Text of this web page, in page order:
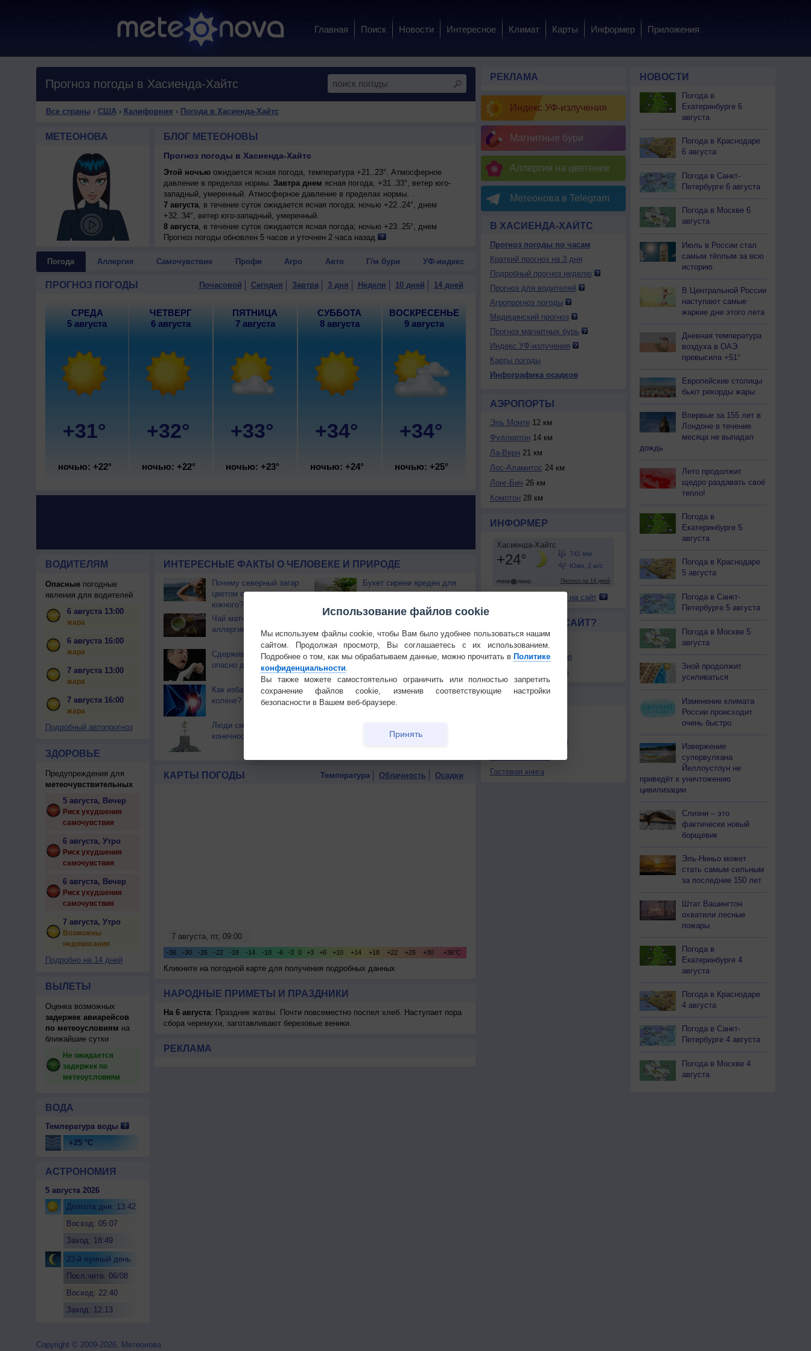
Главная Поиск Новости Интересное Климат Карты Информер Приложения
Прогноз погоды в Хасиенда-Хайтс
Все страны › США› Калифорния › Погода в Хасиенда-Хайтс
МЕТЕОНОВА БЛОГ МЕТЕОНОВЫ
Прогноз погоды в Хасиенда-Хайтс
Этой ночьюожидается ясная погода, температура +21..23°. Атмосферное
давление в пределах нормы. Завтра днем ясная погода, +31..33°, ветер юго-
западный, умеренный. Атмосферное давление в пределах нормы. .
7 августа, в течение суток ожидается ясная погода; ночью +22..24°, днем
+32..34°, ветер юго-западный, умеренный.
8 августа, в течение суток ожидается ясная погода; ночью +23..25°, днем
+33..35°, ветер юго-западный, умеренный.
юго-западный, умеренный.
Прогноз погоды обновлен 5 часов и уточнен 2 часа назад
Погода Аллергия Самочувствие Профи Агро Авто Г/м бури УФ-индекс
ПРОГНОЗ ПОГОДЫ Почасовой Сегодня Завтра 3 дня Неделя 10 дней 14 дней
СРЕДА
5 августа
+31°
ночью: +22°
ЧЕТВЕРГ
6 августа
+32°
ночью: +22°
ПЯТНИЦА
7 августа
+33°
ночью: +23°
СУББОТА
8 августа
+34°
ночью: +24°
ВОСКРЕСЕНЬЕ
9 августа
+34°
ночью: +25°
ВОДИТЕЛЯМ
Опасныепогодные
явления для водителей
6 августа 13:00
жара
6 августа 16:00
жара
7 августа 13:00
жара
7 августа 16:00
жара
Подробный автопрогноз
ЗДОРОВЬЕ
Предупреждения для
метеочувствительных
5 августа, Вечер
Риск ухудшения
самочувствия
6 августа, Утро
Риск ухудшения
самочувствия
6 августа, Вечер
Риск ухудшения
самочувствия
7 августа, Утро
Возможны
недомогания
Подробно на 14 дней
ВЫЛЕТЫ
Оценка возможных
задержек авиарейсов
по метеоусловиям на
ближайшие сутки
Не ожидается
задержек по
метеоусловиям
ВОДА
Температура воды
+25 °C
АСТРОНОМИЯ
5 августа 2026
Долгота дня: 13:42
Восход: 05:07
Заход: 18:49
23-й лунный день
Посл.четв. 06/08
Восход: 22:40
Заход: 12:13
ИНТЕРЕСНЫЕ ФАКТЫ О ЧЕЛОВЕКЕ И ПРИРОДЕ
Почему северный загар
цветом отличается от
южного?
Букет сирени вреден для
здоровья
Чай матча может помочь
аллергикам
Какое время лучшее для
сна?
Сдерживать чихание
опасно для здоровья
Как шум прибоя попадает
Как избавиться от боли в
колене?
Еда для здоровья
сердца. Часть 2
Люди смогут отращивать
конечности
КАРТЫ ПОГОДЫ Температура Облачность Осадки
Кликните на погодной карте для получения подробных данных
НАРОДНЫЕ ПРИМЕТЫ И ПРАЗДНИКИ
На 6 августа: Праздник жатвы. Почти повсеместно поспел хлеб. Наступает пора
сбора черемухи, заготавливают березовые веники.
РЕКЛАМА
РЕКЛАМА
Индекс УФ-излучения
Магнитные бури
Аллергия на цветение
Метеонова в Telegram
В ХАСИЕНДА-ХАЙТС
Прогноз погоды по часам
Краткий прогноз на 3 дня
Подробный прогноз неделю
Прогноз для водителей
Агропрогноз погоды
Медицинский прогноз
Прогноз магнитных бурь
Индекс УФ-излучения
Карты погоды
Инфографика осадков
АЭРОПОРТЫ
Эль Монте12 км
Фуллертон 14 км
Ла-Верн 21 км
Лос-Аламитос 24 км
Лонг-Бич 26 км
Комптон 28 км
ИНФОРМЕР
Установите погоду на сайт
ПОНРАВИЛСЯ САЙТ?
Сделать стартовой
Добавить в Избранное
Экпорт погоды в RSS
КОНТАКТЫ
конфиденциальности
Гостевая книга
НОВОСТИ
Погода в
Екатеринбурге 6
августа
Погода в Краснодаре
6 августа
Погода в Санкт-
Петербурге 6 августа
Погода в Москве 6
августа
Июль в России стал
самым тёплым за всю
историю
В Центральной России
наступают самые
жаркие дни этого лета
Дневная температура
воздуха в ОАЭ
превысила +51°
Европейские столицы
бьют рекорды жары
Впервые за 155 лет в
Лондоне в течение
месяца не выпадал
дождь
Лето продолжит
щедро раздавать своё
тепло!
Погода в
Екатеринбурге 5
августа
Погода в Краснодаре
5 августа
Погода в Санкт-
Петербурге 5 августа
Погода в Москве 5
августа
Зной продолжит
усиливаться
Изменение климата
России происходит
очень быстро
Извержение
супервулкана
Йеллоустоун не
приведёт к уничтожению
цивилизации
Слизни – это
фактически новый
борщевик
Эль-Ниньо может
стать самым сильным
за последние 150 лет
Штат Вашингтон
охватили лесные
пожары
Погода в
Екатеринбурге 4
августа
Погода в Краснодаре
4 августа
Погода в Санкт-
Петербурге 4 августа
Погода в Москве 4
августа
Copyright © 2009-2026, Метеонова
Использование файлов cookie
Мы используем файлы cookie, чтобы Вам было удобнее пользоваться нашим
сайтом. Продолжая просмотр, Вы соглашаетесь с их использованием.
Подробнее о том, как мы обрабатываем данные, можно прочитать в Политике
конфиденциальности.
Вы также можете самостоятельно ограничить или полностью запретить
сохранение файлов cookie, изменив соответствующие настройки
безопасности в Вашем веб-браузере.
Принять